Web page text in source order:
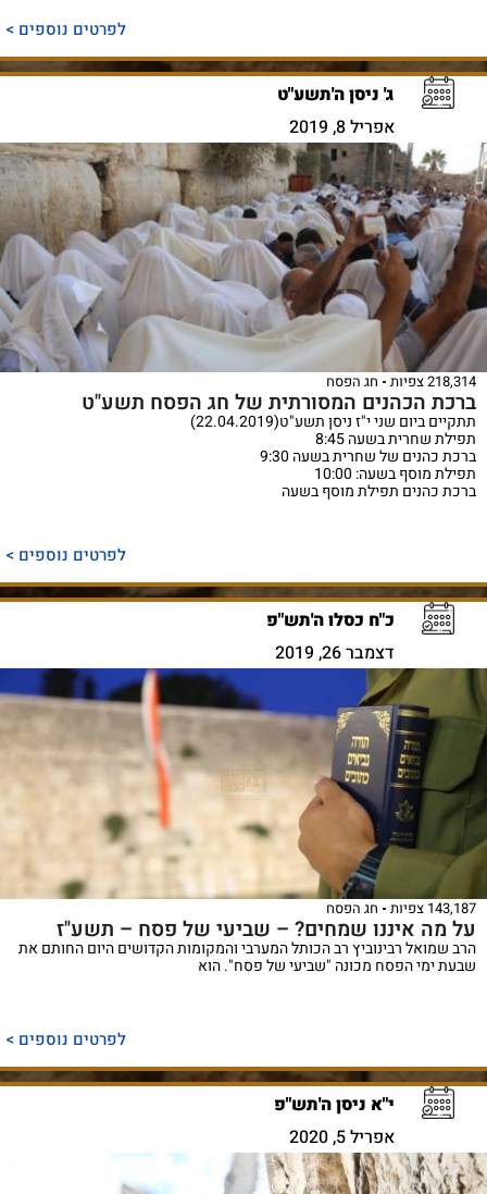
לפרטים נוספים >
ג' ניסן ה'תשע"ט
אפריל 8, 2019
218,314 צפיות חג הפסח
ברכת הכהנים המסורתית של חג הפסח תשע"ט
תתקיים ביום שני י"ז ניסן תשע"ט(22.04.2019)
תפילת שחרית בשעה 8:45
ברכת כהנים של שחרית בשעה 9:30
תפילת מוסף בשעה: 10:00
ברכת כהנים תפילת מוסף בשעה
לפרטים נוספים >
כ"ח כסלו ה'תש"פ
דצמבר 26, 2019
143,187 צפיות חג הפסח
על מה איננו שמחים? – שביעי של פסח – תשע"ז
הרב שמואל רבינוביץ רב הכותל המערבי והמקומות הקדושים היום החותם את
שבעת ימי הפסח מכונה "שביעי של פסח". הוא
לפרטים נוספים >
י"א ניסן ה'תש"פ
אפריל 5, 2020